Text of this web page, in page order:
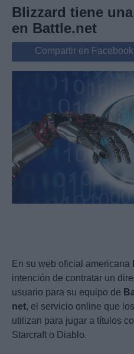
Internacional
Viajes
Blizzard tiene
en Battle.net
Compartir en Facebook
En su web oficial americana
intención de contratar un
usuario para su equipo de
net, el servicio online que
utilizan para jugar a títulos
Starcraft o Diablo.